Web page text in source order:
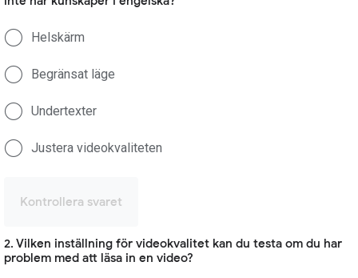
Helskärm
Begränsat läge
Undertexter
Justera videokvaliteten
Kontrollera svaret
2. Vilken inställning för videokvalitet kan du testa om du har
problem med att läsa in en video?